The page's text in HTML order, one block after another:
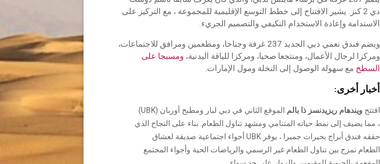
دي 2 كنز. يشير الافتتاح إلى خطط التوسع الإقليمية للمجموعة ، مع التركيز على
الاستدامة وإعادة الاستخدام التكيفي والتصميم الجريء.
ويضم فندق نعمي دبي الجديد 237 غرفة وجناحا، ومطعمين ومرافق للاجتماعات،
ومركزا لرجال الأعمال، ومنتجعا صحيا، ومركزا للياقة البدنية، ومسبحا على
السطح مع سهولة الوصول إلى النخلة ومول الإمارات.
أخبار أخرى:
افتتح ويندهام ريزيدنسز ذا بالم
الموقع الثاني في دبي لبار ومطبخ أوربان (UBK)
، مما يضيف إلى نمط حياته المتنامي ومشهد تناول الطعام. بناء على النجاح الذي
حققه فندق أبراج بحيرات جميرا ، يوفر UBK أجواء اجتماعية صديقة لعشاق
الطعام تمزج بين تناول الطعام غير الرسمي والرياضات الحية وأجواء المجتمع